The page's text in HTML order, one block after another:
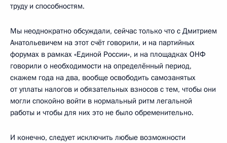
труду и способностям.
Мы неоднократно обсуждали, сейчас только что с Дмитрием
Анатольевичем на этот счёт говорили, и на партийных
форумах в рамках «Единой России», и на площадках ОНФ
говорили о необходимости на определённый период,
скажем года на два, вообще освободить самозанятых
от уплаты налогов и обязательных взносов с тем, чтобы они
могли спокойно войти в нормальный ритм легальной
работы и чтобы для них это не было обременительно.
И конечно, следует исключить любые возможности